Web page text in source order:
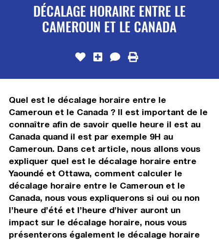
DÉCALAGE HORAIRE ENTRE LE
CAMEROUN ET LE CANADA
Quel est le décalage horaire entre le
Cameroun et le Canada ? Il est important de le
connaître afin de savoir quelle heure il est au
Canada quand il est par exemple 9H au
Cameroun. Dans cet article, nous allons vous
expliquer quel est le décalage horaire entre
Yaoundé et Ottawa, comment calculer le
décalage horaire entre le Cameroun et le
Canada, nous vous expliquerons si oui ou non
l’heure d’été et l’heure d’hiver auront un
impact sur le décalage horaire, nous vous
présenterons également le décalage horaire